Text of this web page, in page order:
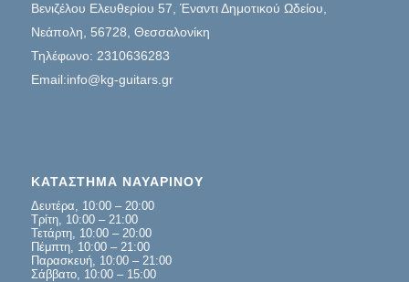
Βενιζέλου Ελευθερίου 57, Έναντι Δημοτικού Ωδείου,
Νεάπολη, 56728, Θεσσαλονίκη
Τηλέφωνο: 2310636283
Email:info@kg-guitars.gr
ΚΑΤΑΣΤΗΜΑ ΝΑΥΑΡΙΝΟΥ
Δευτέρα, 10:00 – 20:00
Τρίτη, 10:00 – 21:00
Τετάρτη, 10:00 – 20:00
Πέμπτη, 10:00 – 21:00
Παρασκευή, 10:00 – 21:00
Σάββατο, 10:00 – 15:00